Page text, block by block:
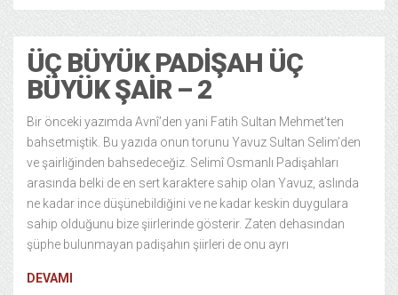
ÜÇ BÜYÜK PADIŞAH ÜÇ
BÜYÜK ŞAIR – 2
Bir önceki yazımda Avnî’den yani Fatih Sultan Mehmet’ten
bahsetmiştik. Bu yazıda onun torunu Yavuz Sultan Selim’den
ve şairliğinden bahsedeceğiz. Selimî Osmanlı Padişahları
arasında belki de en sert karaktere sahip olan Yavuz, aslında
ne kadar ince düşünebildiğini ve ne kadar keskin duygulara
sahip olduğunu bize şiirlerinde gösterir. Zaten dehasından
şüphe bulunmayan padişahın şiirleri de onu ayrı
DEVAMI